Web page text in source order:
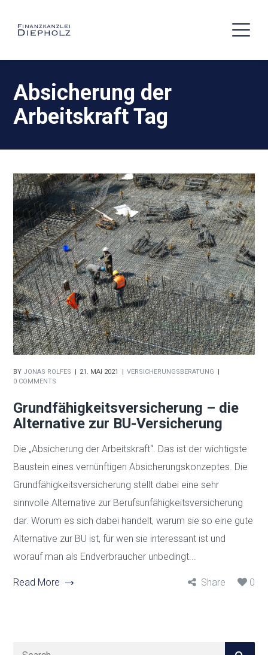
Absicherung der
Arbeitskraft Tag
BY JONAS ROLFES 21. MAI 2021
VERSICHERUNGSBERATUNG
0 COMMENTS
Grundfähigkeitsversicherung – die
Alternative zur BU-Versicherung
Die „Absicherung der Arbeitskraft“. Das ist der wichtigste
Baustein eines vernünftigen Absicherungskonzeptes. Die
Grundfähigkeitsversicherung stellt dabei eine sehr
sinnvolle Alternative zur Berufsunfähigkeitsversicherung
dar. Worum es sich dabei handelt, warum sie so eine gute
Alternative zur BU ist, für wen sie interessant ist und
worauf man als Endverbraucher unbedingt...
Read More Share 0